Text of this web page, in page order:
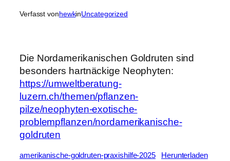
Verfasst vonhewkinUncategorized
Die Nordamerikanischen Goldruten sind
besonders hartnäckige Neophyten:
https://umweltberatung-
luzern.ch/themen/pflanzen-
pilze/neophyten-exotische-
problempflanzen/nordamerikanische-
goldruten
amerikanische-goldruten-praxishilfe-2025 Herunterladen